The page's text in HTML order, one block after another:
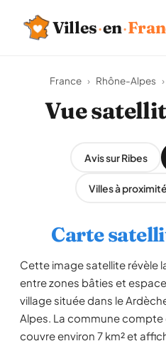
Villes·en·
France › Rhône-Alpes ›
Vue
Avis sur Ribes
Villes à proximité
Carte
Cette image satellite révèle
entre zones bâties et
village située dans le
Alpes. La commune
couvre environ 7 km² et